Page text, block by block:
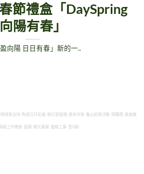
節禮盒「DaySpring
向陽有春」
盈向陽 日日有春」新的一..
障就業支持 陶瓷公仔彩繪 辦公室租借 週末市集 龜山抓周活動 預購禮 週歲儀
礙工作機會 面膜 陽光菓菓 邊緣工事 雪Q餅